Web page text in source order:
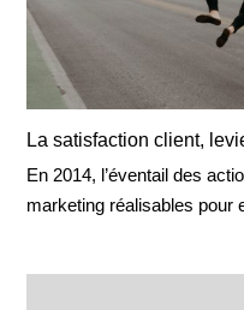
La satisfaction client,
En 2014, l’éventail des
marketing réalisables pour